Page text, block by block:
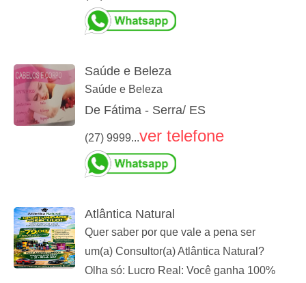
Saúde e Beleza
Saúde e Beleza
De Fátima - Serra/ ES
(27) 9999...ver telefone
Atlântica Natural
Quer saber por que vale a pena ser
um(a) Consultor(a) Atlântica Natural?
Olha só: Lucro Real: Você ganha 100%